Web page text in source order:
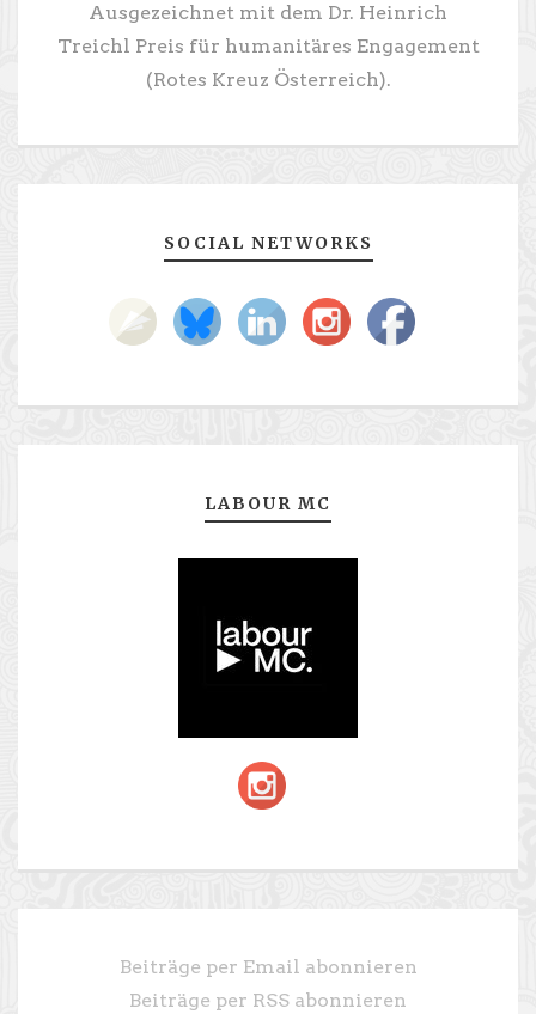
Ausgezeichnet mit dem Dr. Heinrich
Treichl Preis für humanitäres Engagement
(Rotes Kreuz Österreich).
SOCIAL NETWORKS
LABOUR MC
Beiträge per Email abonnieren
Beiträge per RSS abonnieren